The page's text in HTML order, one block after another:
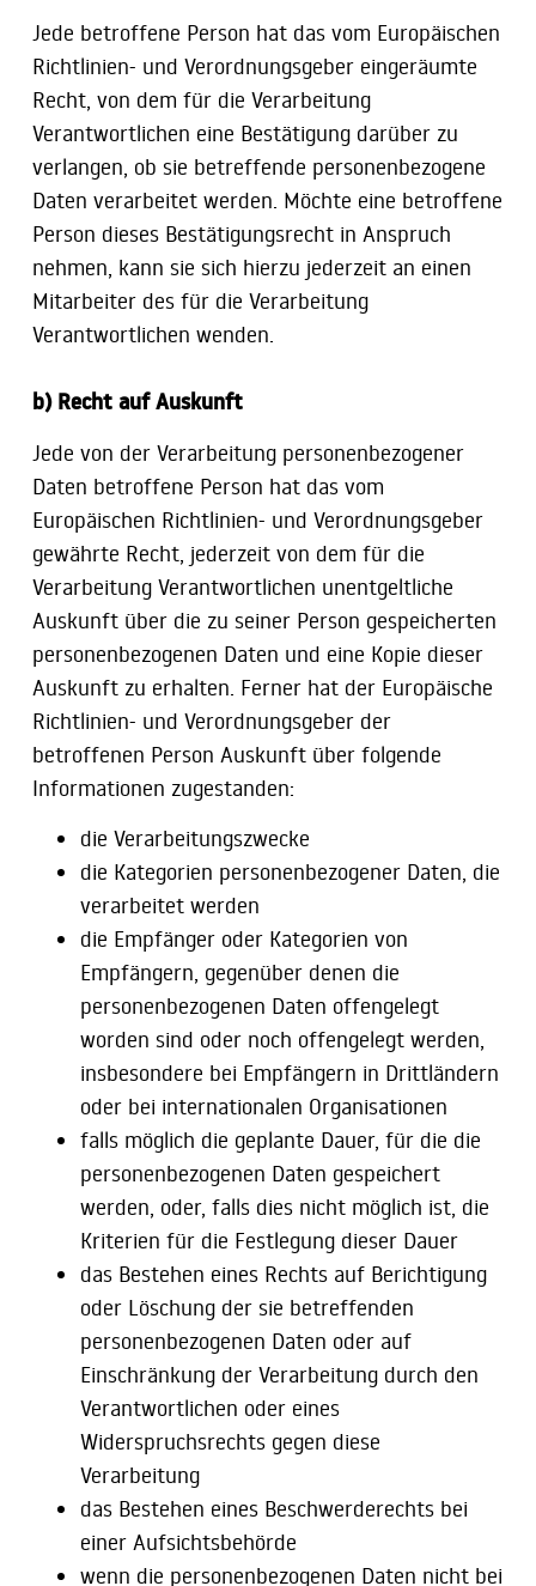
Jede betroffene Person hat das vom Europäischen
Richtlinien- und Verordnungsgeber eingeräumte
Recht, von dem für die Verarbeitung
Verantwortlichen eine Bestätigung darüber zu
verlangen, ob sie betreffende personenbezogene
Daten verarbeitet werden. Möchte eine betroffene
Person dieses Bestätigungsrecht in Anspruch
nehmen, kann sie sich hierzu jederzeit an einen
Mitarbeiter des für die Verarbeitung
Verantwortlichen wenden.
b) Recht auf Auskunft
Jede von der Verarbeitung personenbezogener
Daten betroffene Person hat das vom
Europäischen Richtlinien- und Verordnungsgeber
gewährte Recht, jederzeit von dem für die
Verarbeitung Verantwortlichen unentgeltliche
Auskunft über die zu seiner Person gespeicherten
personenbezogenen Daten und eine Kopie dieser
Auskunft zu erhalten. Ferner hat der Europäische
Richtlinien- und Verordnungsgeber der
betroffenen Person Auskunft über folgende
Informationen zugestanden:
die Verarbeitungszwecke
die Kategorien personenbezogener Daten, die
verarbeitet werden
die Empfänger oder Kategorien von
Empfängern, gegenüber denen die
personenbezogenen Daten offengelegt
worden sind oder noch offengelegt werden,
insbesondere bei Empfängern in Drittländern
oder bei internationalen Organisationen
falls möglich die geplante Dauer, für die die
personenbezogenen Daten gespeichert
werden, oder, falls dies nicht möglich ist, die
Kriterien für die Festlegung dieser Dauer
das Bestehen eines Rechts auf Berichtigung
oder Löschung der sie betreffenden
personenbezogenen Daten oder auf
Einschränkung der Verarbeitung durch den
Verantwortlichen oder eines
Widerspruchsrechts gegen diese
Verarbeitung
das Bestehen eines Beschwerderechts bei
einer Aufsichtsbehörde
wenn die personenbezogenen Daten nicht bei